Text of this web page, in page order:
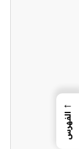
←
الفهرس